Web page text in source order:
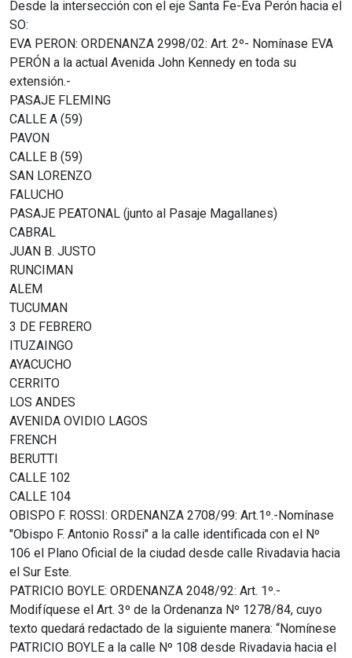
Desde la intersección con el eje Santa Fe-Eva Perón hacia el
SO:
EVA PERON: ORDENANZA 2998/02: Art. 2º- Nomínase EVA
PERÓN a la actual Avenida John Kennedy en toda su
extensión.-
PASAJE FLEMING
CALLE A (59)
PAVON
CALLE B (59)
SAN LORENZO
FALUCHO
PASAJE PEATONAL (junto al Pasaje Magallanes)
CABRAL
JUAN B. JUSTO
RUNCIMAN
ALEM
TUCUMAN
3 DE FEBRERO
ITUZAINGO
AYACUCHO
CERRITO
LOS ANDES
AVENIDA OVIDIO LAGOS
FRENCH
BERUTTI
CALLE 102
CALLE 104
OBISPO F. ROSSI: ORDENANZA 2708/99: Art.1º.-Nomínase
"Obispo F. Antonio Rossi" a la calle identificada con el Nº
106 el Plano Oficial de la ciudad desde calle Rivadavia hacia
el Sur Este.
PATRICIO BOYLE: ORDENANZA 2048/92: Art. 1º.-
Modifíquese el Art. 3º de la Ordenanza Nº 1278/84, cuyo
texto quedará redactado de la siguiente manera: “Nomínese
PATRICIO BOYLE a la calle Nº 108 desde Rivadavia hacia el